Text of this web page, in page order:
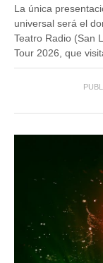
La única
universal será el
Teatro Radio (San
Tour 2026, que